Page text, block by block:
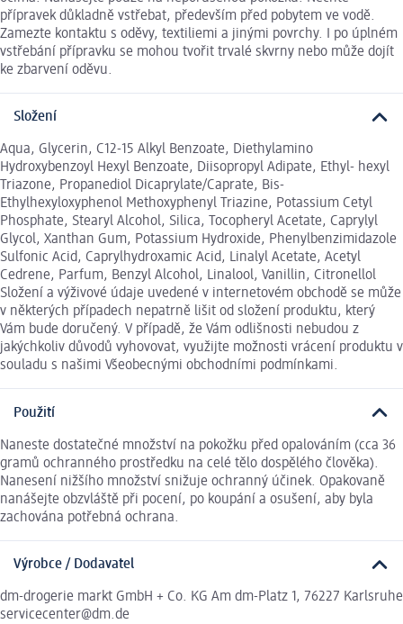
přípravek důkladně vstřebat, především před pobytem ve vodě.
Zamezte kontaktu s oděvy, textiliemi a jinými povrchy. I po úplném
vstřebání přípravku se mohou tvořit trvalé skvrny nebo může dojít
ke zbarvení oděvu.
Složení
Aqua, Glycerin, C12-15 Alkyl Benzoate, Diethylamino
Hydroxybenzoyl Hexyl Benzoate, Diisopropyl Adipate, Ethyl- hexyl
Triazone, Propanediol Dicaprylate/Caprate, Bis-
Ethylhexyloxyphenol Methoxyphenyl Triazine, Potassium Cetyl
Phosphate, Stearyl Alcohol, Silica, Tocopheryl Acetate, Caprylyl
Glycol, Xanthan Gum, Potassium Hydroxide, Phenylbenzimidazole
Sulfonic Acid, Caprylhydroxamic Acid, Linalyl Acetate, Acetyl
Cedrene, Parfum, Benzyl Alcohol, Linalool, Vanillin, Citronellol
Složení a výživové údaje uvedené v internetovém obchodě se může
v některých případech nepatrně lišit od složení produktu, který
Vám bude doručený. V případě, že Vám odlišnosti nebudou z
jakýchkoliv důvodů vyhovovat, využijte možnosti vrácení produktu v
souladu s našimi Všeobecnými obchodními podmínkami.
Použití
Naneste dostatečné množství na pokožku před opalováním (cca 36
gramů ochranného prostředku na celé tělo dospělého člověka).
Nanesení nižšího množství snižuje ochranný účinek. Opakovaně
nanášejte obzvláště při pocení, po koupání a osušení, aby byla
zachována potřebná ochrana.
Výrobce / Dodavatel
dm-drogerie markt GmbH + Co. KG Am dm-Platz 1, 76227 Karlsruhe
servicecenter@dm.de